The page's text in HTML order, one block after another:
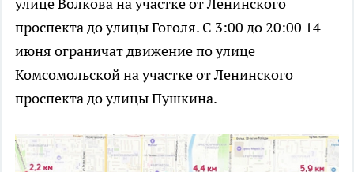
улице Волкова на участке от Ленинского
проспекта до улицы Гоголя. С 3:00 до 20:00 14
июня ограничат движение по улице
Комсомольской на участке от Ленинского
проспекта до улицы Пушкина.